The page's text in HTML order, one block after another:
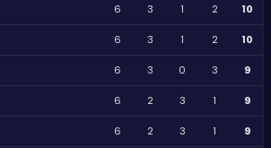
6 3 1 2 10
6 3 1 2 10
6 3 0 3 9
6 2 3 1 9
6 2 3 1 9